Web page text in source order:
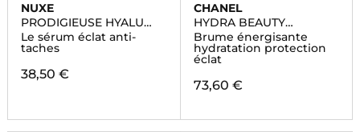
NUXE
PRODIGIEUSE HYALU
BOOST
Le sérum éclat anti-
taches
38,50 €
CHANEL
HYDRA BEAUTY
ESSENCE MIST
Brume énergisante
hydratation protection
éclat
73,60 €